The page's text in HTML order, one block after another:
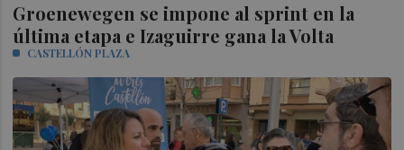
Groenewegen se impone al sprint en la
última etapa e Izaguirre gana la Volta
CASTELLÓN PLAZA